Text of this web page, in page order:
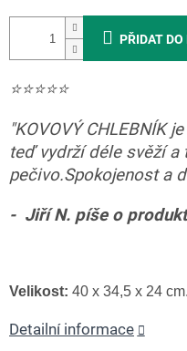
PŘIDAT DO
⭐️⭐️⭐️⭐️⭐️
"KOVOVÝ CHLEBNÍK
teď vydrží déle svěží a
pečivo.Spokojenost a
- Jiří N. píše o
Velikost: 40 x 34,5 x 24 cm.
Detailní informace